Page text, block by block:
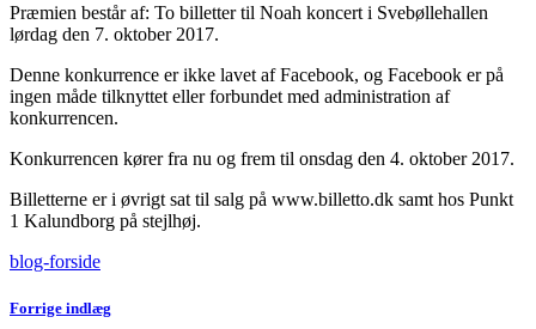
Præmien består af: To billetter til Noah koncert i Svebøllehallen
lørdag den 7. oktober 2017.
Denne konkurrence er ikke lavet af Facebook, og Facebook er på
ingen måde tilknyttet eller forbundet med administration af
konkurrencen.
Konkurrencen kører fra nu og frem til onsdag den 4. oktober 2017.
Billetterne er i øvrigt sat til salg på www.billetto.dk samt hos Punkt
1 Kalundborg på stejlhøj.
blog-forside
Forrige indlæg